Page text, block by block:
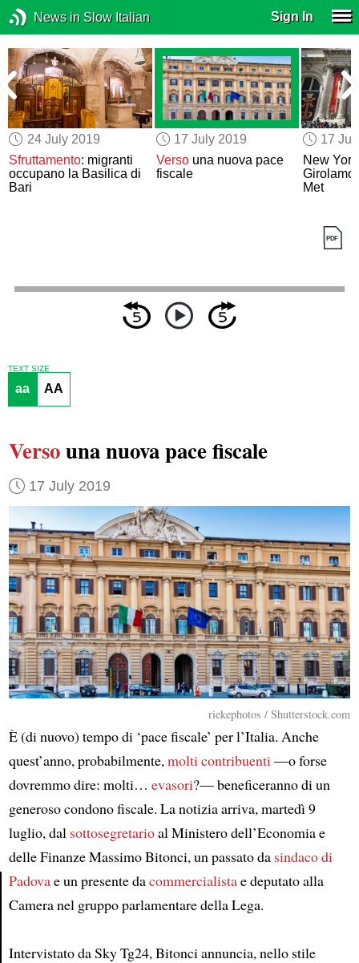
News in Slow Italian Sign In
24 July 2019
Sfruttamento: migranti
occupano la Basilica di
Bari
17 July 2019
Versouna nuova pace
fiscale
17
New
Girolamo
Met
TEXT SIZE
aa AA
Versouna nuova pace fiscale
17 July 2019
riekephotos / Shutterstock.com
È (di nuovo) tempo di ‘pace fiscale’ per l’Italia. Anche
quest’anno, probabilmente,molti contribuenti—o forse
dovremmo dire: molti… evasori?— beneficeranno di un
generoso condono fiscale. La notizia arriva, martedì 9
luglio, dal sottosegretarioal Ministero dell’Economia e
delle Finanze Massimo Bitonci, un passato da sindaco di
Padovae un presente dacommercialistae deputato alla
Camera nel gruppo parlamentare della Lega.
Intervistato da Sky Tg24, Bitonci annuncia, nello stile